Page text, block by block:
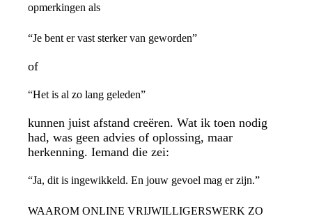
opmerkingen als
“Je bent er vast sterker van geworden”
of
“Het is al zo lang geleden”
kunnen juist afstand creëren. Wat ik toen nodig
had, was geen advies of oplossing, maar
herkenning. Iemand die zei:
“Ja, dit is ingewikkeld. En jouw gevoel mag er zijn.”
WAAROM ONLINE VRIJWILLIGERSWERK ZO